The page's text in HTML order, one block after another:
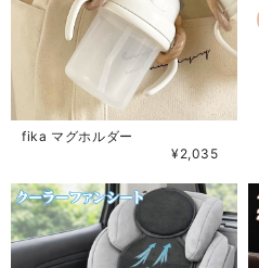
fika マグホルダー
¥2,035